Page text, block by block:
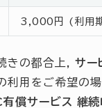
3,000円 (利用
きの都合上, サー
利用をご希望の
償サービス 継続